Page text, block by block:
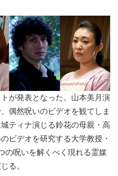
が発表となった。山本美月演
偶然呪いのビデオを観てしま
ティナ演じる鈴花の母親・高
ビデオを研究する大学教授・
の呪いを解くべく現れる霊媒
る。